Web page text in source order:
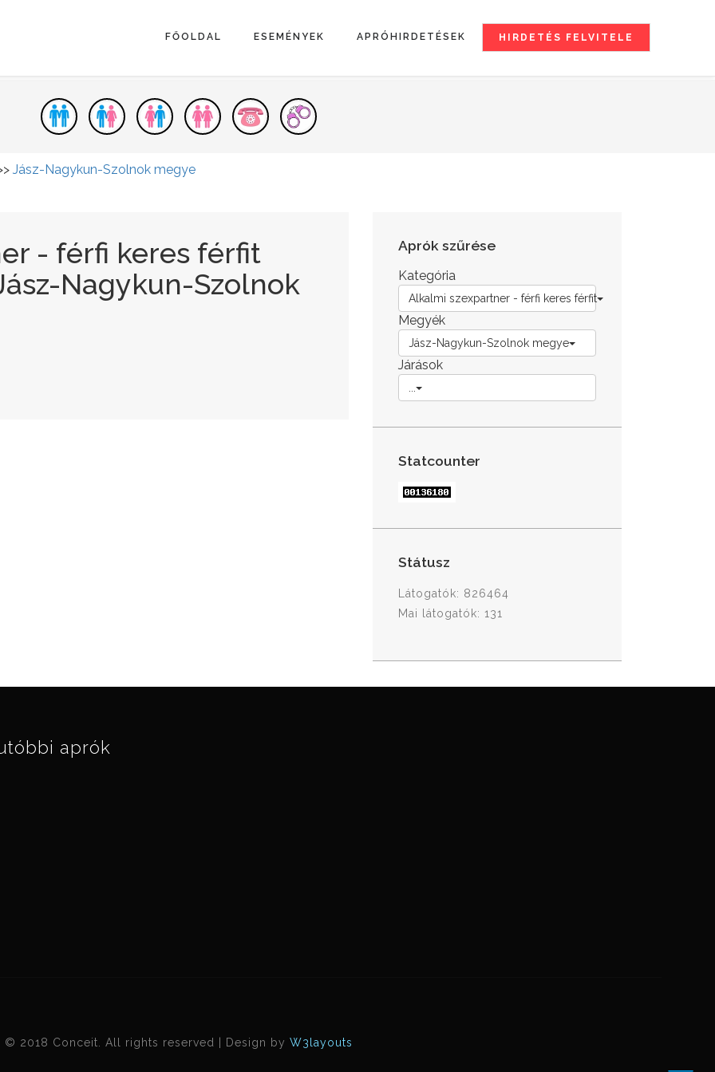
HIRDETÉS FELVITELE
FŐOLDAL ESEMÉNYEK APRÓHIRDETÉSEK
Jász-Nagykun-Szolnok megye
- férfi keres férfit
Nagykun-Szolnok
Aprók szűrése
Kategória
Alkalmi szexpartner - férfi keres férfit
Megyék
Jász-Nagykun-Szolnok megye
Járások
Statcounter
Státusz
Látogatók: 826464
Mai látogatók: 131
aprók
© 2018 Conceit. All rights reserved | Design by W3layouts